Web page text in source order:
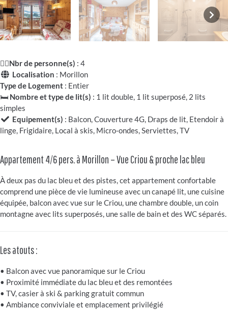
🧍‍♂️Nbr de personne(s) : 4
Localisation : Morillon
Type de Logement : Entier
🛏️ Nombre et type de lit(s) : 1 lit double, 1 lit superposé, 2 lits
simples
Equipement(s) : Balcon, Couverture 4G, Draps de lit, Etendoir à
linge, Frigidaire, Local à skis, Micro-ondes, Serviettes, TV
Appartement 4/6 pers. à Morillon – Vue Criou & proche lac bleu
À deux pas du lac bleu et des pistes, cet appartement confortable
comprend une pièce de vie lumineuse avec un canapé lit, une cuisine
équipée, balcon avec vue sur le Criou, une chambre double, un coin
montagne avec lits superposés, une salle de bain et des WC séparés.
Les atouts :
• Balcon avec vue panoramique sur le Criou
• Proximité immédiate du lac bleu et des remontées
• TV, casier à ski & parking gratuit commun
• Ambiance conviviale et emplacement privilégié